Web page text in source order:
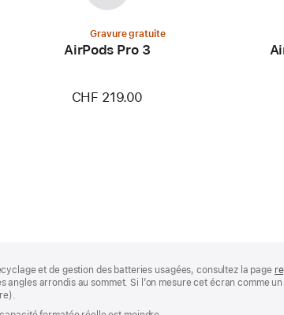
Gravure gratuite
AirPods Pro 3
CHF 219.00
et de gestion des batteries usagées, consultez la page
angles arrondis au sommet. Si l’on mesure cet écran comme